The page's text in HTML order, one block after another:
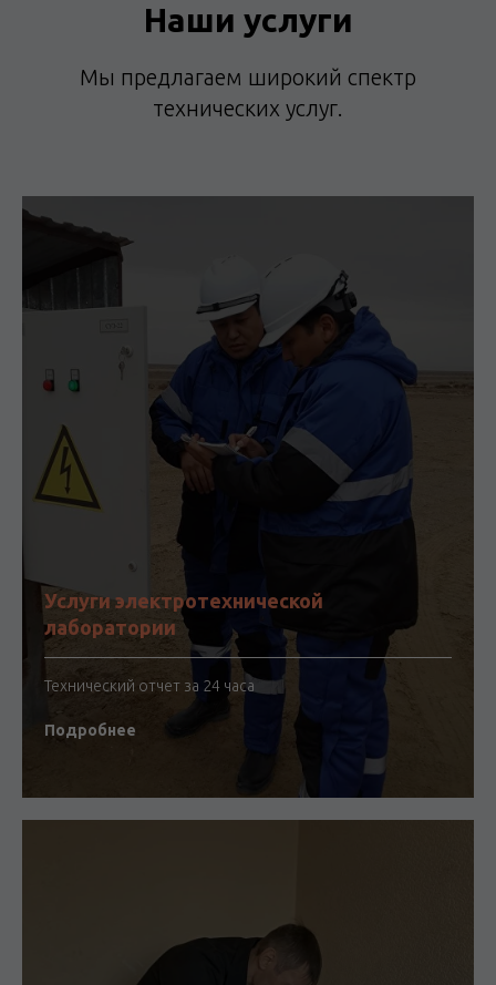
Наши услуги
Мы предлагаем широкий спектр
технических услуг.
Услуги электротехнической
лаборатории
Технический отчет за 24 часа
Подробнее